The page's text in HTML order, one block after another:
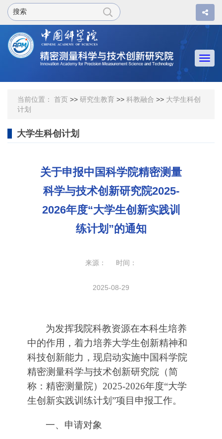
当前位置： 首页 >> 研究生教育 >> 科教融合 >> 大学生科创
计划
大学生科创计划
关于申报中国科学院精密测量
科学与技术创新研究院2025-
2026年度“大学生创新实践训
练计划”的通知
来源： 时间：
2025-08-29
为发挥我院科教资源在本科生培养
中的作用，着力培养大学生创新精神和
科技创新能力，现启动实施中国科学院
精密测量科学与技术创新研究院（简
称：精密测量院）2025-2026年度“大学
生创新实践训练计划”项目申报工作。
一、申请对象